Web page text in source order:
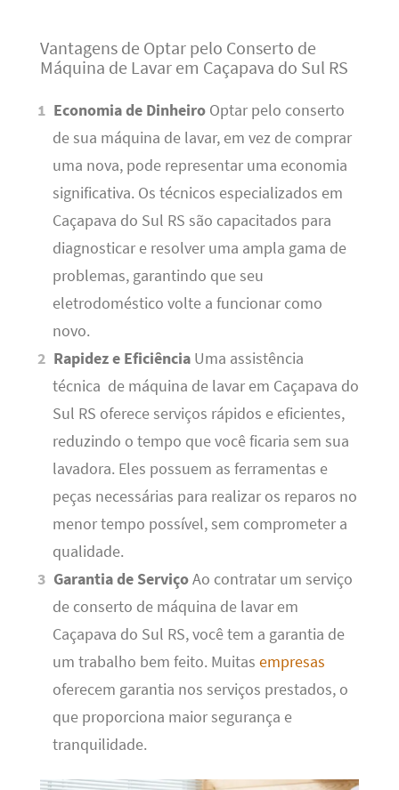
Vantagens de Optar pelo Conserto de
Máquina de Lavar em Caçapava do Sul RS
Economia de Dinheiro Optar pelo conserto
de sua máquina de lavar, em vez de comprar
uma nova, pode representar uma economia
significativa. Os técnicos especializados em
Caçapava do Sul RS são capacitados para
diagnosticar e resolver uma ampla gama de
problemas, garantindo que seu
eletrodoméstico volte a funcionar como
novo.
Rapidez e Eficiência Uma assistência
técnica de máquina de lavar em Caçapava do
Sul RS oferece serviços rápidos e eficientes,
reduzindo o tempo que você ficaria sem sua
lavadora. Eles possuem as ferramentas e
peças necessárias para realizar os reparos no
menor tempo possível, sem comprometer a
qualidade.
Garantia de ServiçoAo contratar um serviço
de conserto de máquina de lavar em
Caçapava do Sul RS, você tem a garantia de
um trabalho bem feito. Muitas empresas
oferecem garantia nos serviços prestados, o
que proporciona maior segurança e
tranquilidade.